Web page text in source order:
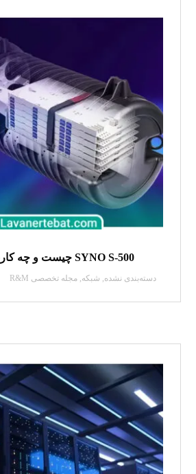
SYNO S-500 چیست و چه کاربردی دارد؟
دسته‌بندی نشده, شبکه,مجله تخصصی R&M